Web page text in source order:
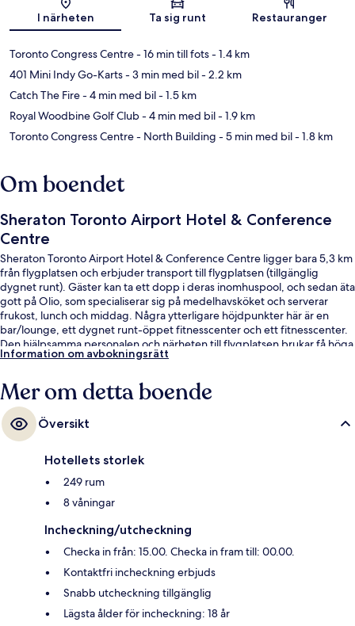
Karta
I närheten Ta sig runt Restauranger
Toronto Congress Centre- 16 min till fots- 1.4 km
401 Mini Indy Go-Karts- 3 min med bil- 2.2 km
Catch The Fire- 4 min med bil- 1.5 km
Royal Woodbine Golf Club- 4 min med bil- 1.9 km
Toronto Congress Centre - North Building - 5 min med bil- 1.8 km
Om boendet
Sheraton Toronto Airport Hotel & Conference
Centre
Sheraton Toronto Airport Hotel & Conference Centre ligger bara 5,3 km
från flygplatsen och erbjuder transport till flygplatsen (tillgänglig
dygnet runt). Gäster kan ta ett dopp i deras inomhuspool, och sedan äta
gott på Olio, som specialiserar sig på medelhavsköket och serverar
frukost, lunch och middag. Några ytterligare höjdpunkter här är en
bar/lounge, ett dygnet runt-öppet fitnesscenter och ett fitnesscenter.
Den hjälpsamma personalen och närheten till flygplatsen brukar få höga
betyg av våra resenärer.
Information om avbokningsrätt
Mer om detta boende
Översikt
Hotellets storlek
249 rum
8 våningar
Incheckning/utcheckning
Checka in från: 15.00. Checka in fram till: 00.00.
Kontaktfri incheckning erbjuds
Snabb utcheckning tillgänglig
Lägsta ålder för incheckning: 18 år